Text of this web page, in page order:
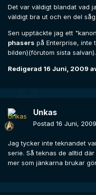
Det var väldigt blandat vad
väldigt bra ut och en del
Sen upptäckte jag ett
phasers på Enterprise, inte
bilden)(förutom sista salvan).
Redigerad 16 Juni, 2009
Unkas
Postad 16 Juni, 2009
Jag tycker inte teknandet
serie. Så teknas de alltid
mer som jänkarna brukar